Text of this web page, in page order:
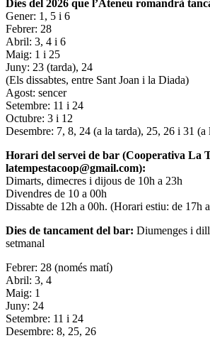
Dies del 2026 que l’Ateneu romandrà
Gener: 1, 5 i 6
Febrer: 28
Abril: 3, 4 i 6
Maig: 1 i 25
Juny: 23 (tarda), 24
(Els dissabtes, entre Sant Joan i la Diada)
Agost: sencer
Setembre: 11 i 24
Octubre: 3 i 12
Desembre: 7, 8, 24 (a la tarda), 25, 26 i 31 (a
Horari del servei de bar (Cooperativa La
latempestacoop@gmail.com):
Dimarts, dimecres i dijous de 10h a 23h
Divendres de 10 a 00h
Dissabte de 12h a 00h. (Horari estiu: de 17h
Dies de tancament del bar: Diumenges i
setmanal
Febrer: 28 (només matí)
Abril: 3, 4
Maig: 1
Juny: 24
Setembre: 11 i 24
Desembre: 8, 25, 26